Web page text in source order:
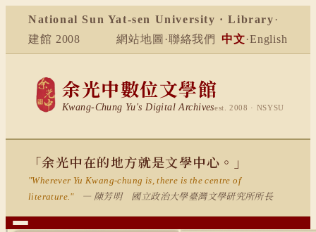
National Sun Yat-sen University · Library ·
建館 2008
網站地圖 ·聯絡我們 中文·English
余光中數位文學館
Kwang-Chung Yu's Digital Archivesest. 2008 · NSYSU
「余光中在的地方就是文學中心。」
"Wherever Yu Kwang-chung is, there is the centre of
literature."
— 陳芳明 國立政治大學臺灣文學研究所所長